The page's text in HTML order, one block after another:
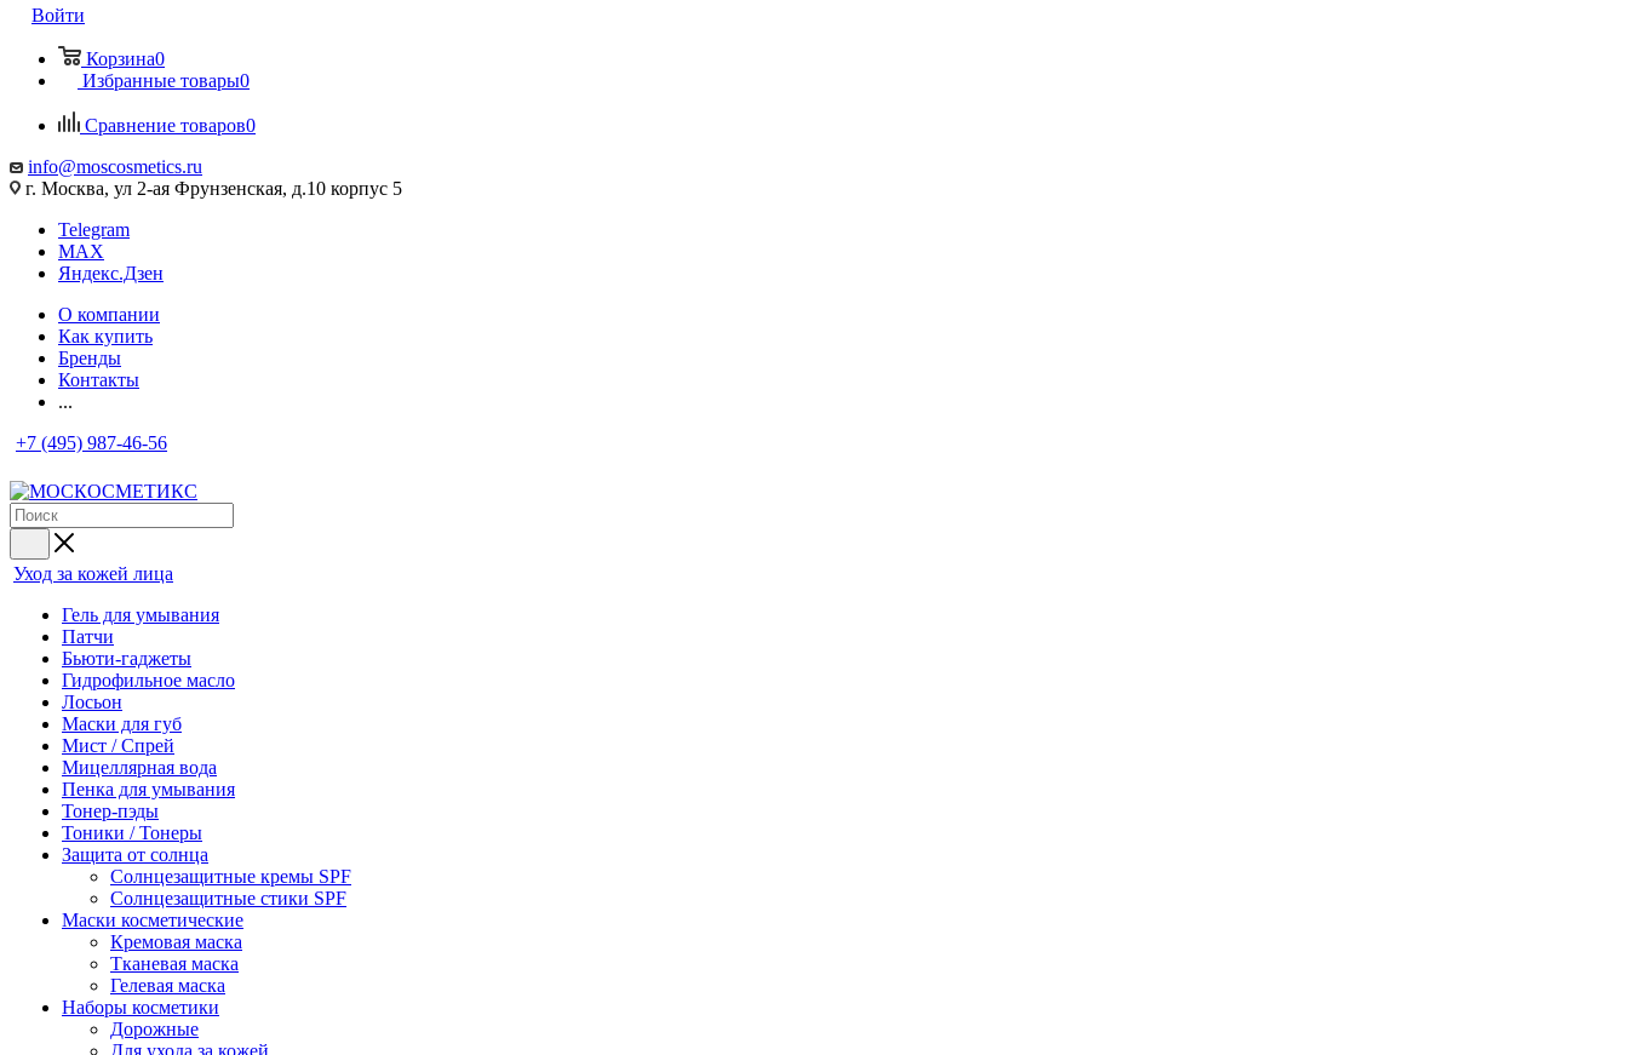
Войти
Корзина0
Избранные товары0
Сравнение товаров0
info@moscosmetics.ru
г. Москва, ул 2-ая Фрунзенская, д.10 корпус 5
Telegram
MAX
Яндекс.Дзен
О компании
Как купить
Бренды
Контакты
...
+7 (495) 987-46-56
Уход за кожей лица
Гель для умывания
Патчи
Бьюти-гаджеты
Гидрофильное масло
Лосьон
Маски для губ
Мист / Спрей
Мицеллярная вода
Пенка для умывания
Тонер-пэды
Тоники / Тонеры
Защита от солнца
Солнцезащитные кремы SPF
Солнцезащитные стики SPF
Маски косметические
Кремовая маска
Тканевая маска
Гелевая маска
Наборы косметики
Дорожные
Для ухода за кожей